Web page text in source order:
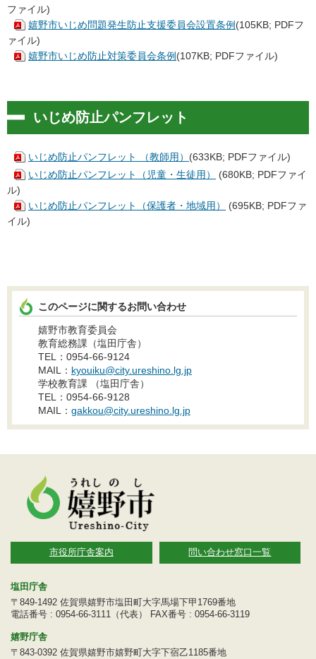
ファイル)
嬉野市いじめ問題発生防止支援委員会設置条例 (105KB; PDFフ
ァイル)
嬉野市いじめ防止対策委員会条例 (107KB; PDFファイル)
いじめ防止パンフレット
いじめ防止パンフレット （教師用） (633KB; PDFファイル)
いじめ防止パンフレット（児童・生徒用）
(680KB; PDFファイ
ル)
いじめ防止パンフレット（保護者・地域用）
(695KB; PDFファ
イル)
このページに関するお問い合わせ
嬉野市教育委員会
教育総務課（塩田庁舎）
TEL：0954-66-9124
MAIL： kyouiku@city.ureshino.lg.jp
学校教育課 （塩田庁舎）
TEL：0954-66-9128
MAIL： gakkou@city.ureshino.lg.jp
市役所庁舎案内 問い合わせ窓口一覧
塩田庁舎
〒849-1492 佐賀県嬉野市塩田町大字馬場下甲1769番地
電話番号 : 0954-66-3111（代表） FAX番号 : 0954-66-3119
嬉野庁舎
〒843-0392 佐賀県嬉野市嬉野町大字下宿乙1185番地